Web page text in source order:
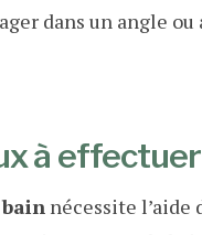
dans un angle
à
nécessite l’aide